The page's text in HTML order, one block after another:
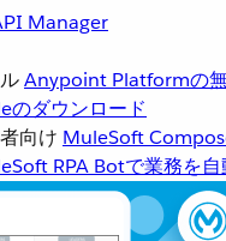
Manager
Anypoint Platformの
ダウンロード
向け MuleSoft
RPA Botで業務を自